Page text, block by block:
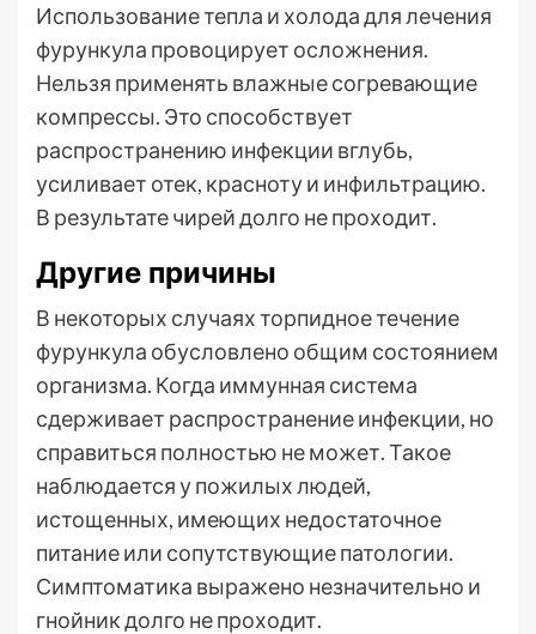
Использование тепла и холода для лечения
фурункула провоцирует осложнения.
Нельзя применять влажные согревающие
компрессы. Это способствует
распространению инфекции вглубь,
усиливает отек, красноту и инфильтрацию.
В результате чирей долго не проходит.
Другие причины
В некоторых случаях торпидное течение
фурункула обусловлено общим состоянием
организма. Когда иммунная система
сдерживает распространение инфекции, но
справиться полностью не может. Такое
наблюдается у пожилых людей,
истощенных, имеющих недостаточное
питание или сопутствующие патологии.
Симптоматика выражено незначительно и
гнойник долго не проходит.